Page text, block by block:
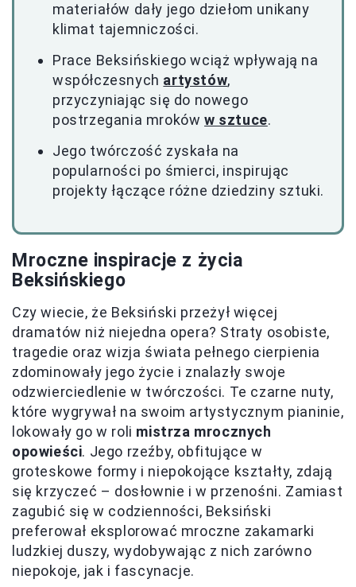
materiałów dały jego dziełom unikany
klimat tajemniczości.
Prace Beksińskiego wciąż wpływają na
współczesnych artystów,
przyczyniając się do nowego
postrzegania mrokóww sztuce.
Jego twórczość zyskała na
popularności po śmierci, inspirując
projekty łączące różne dziedziny sztuki.
Mroczne inspiracje z życia
Beksińskiego
Czy wiecie, że Beksiński przeżył więcej
dramatów niż niejedna opera? Straty osobiste,
tragedie oraz wizja świata pełnego cierpienia
zdominowały jego życie i znalazły swoje
odzwierciedlenie w twórczości. Te czarne nuty,
które wygrywał na swoim artystycznym pianinie,
lokowały go w roli mistrza mrocznych
opowieści. Jego rzeźby, obfitujące w
groteskowe formy i niepokojące kształty, zdają
się krzyczeć – dosłownie i w przenośni. Zamiast
zagubić się w codzienności, Beksiński
preferował eksplorować mroczne zakamarki
ludzkiej duszy, wydobywając z nich zarówno
niepokoje, jak i fascynacje.